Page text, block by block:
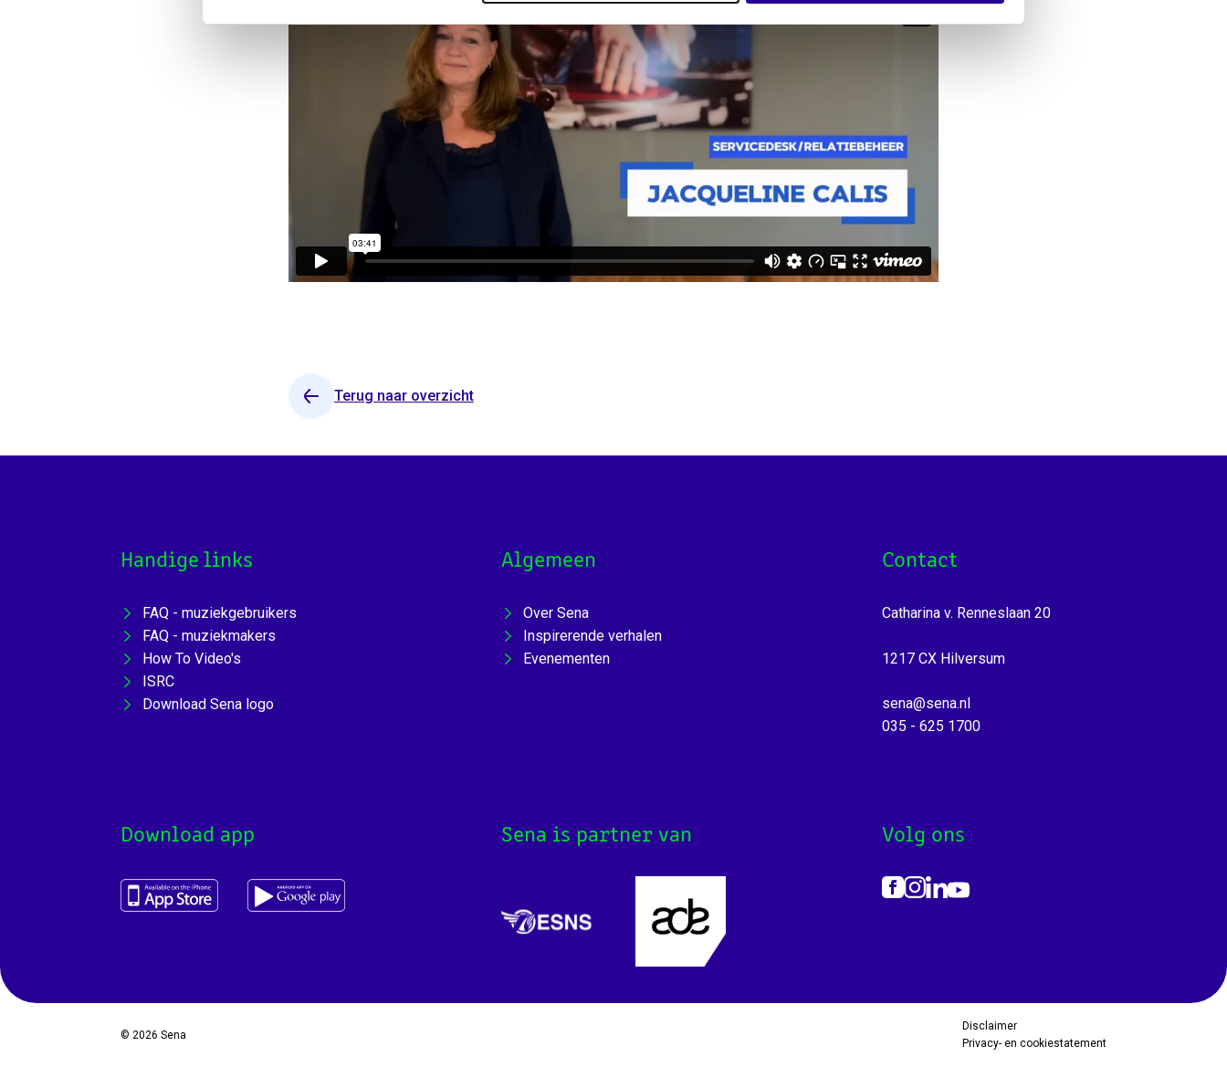
Terug naar overzicht
Handige links
FAQ - muziekgebruikers
FAQ - muziekmakers
How To Video's
ISRC
Download Sena logo
Algemeen
Over Sena
Inspirerende verhalen
Evenementen
Contact
Catharina v. Renneslaan 20
1217 CX Hilversum
sena@sena.nl
035 - 625 1700
Download app Sena is partner van Volg ons
© 2026 Sena
Disclaimer
Privacy- en cookiestatement